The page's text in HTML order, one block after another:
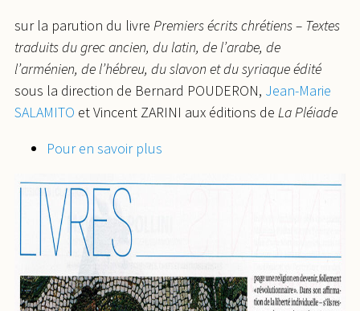
sur la parution du livre Premiers écrits chrétiens – Textes
traduits du grec ancien, du latin, de l’arabe, de
l’arménien, de l’hébreu, du slavon et du syriaque édité
sous la direction de Bernard POUDERON, Jean-Marie
SALAMITO et Vincent ZARINI aux éditions de La Pléiade
Pour en savoir plus